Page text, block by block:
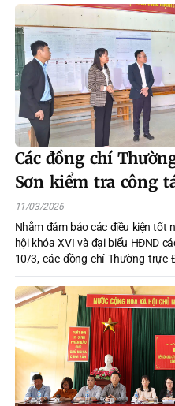
HĐND các cấp. Để cuộc bầu cử
tác tuyên truyền đã và đang được
đến không khí sôi nổi, hào hứng
Các đồng chí
Sơn kiểm tra công
các thôn
11/03/2026
Nhằm đảm bảo các điều kiện tốt
hội khóa XVI và đại biểu HĐND
10/3, các đồng chí Thường trực
công tác chuẩn bị tại các thôn
UBND, Văn phòng Đảng ủy,